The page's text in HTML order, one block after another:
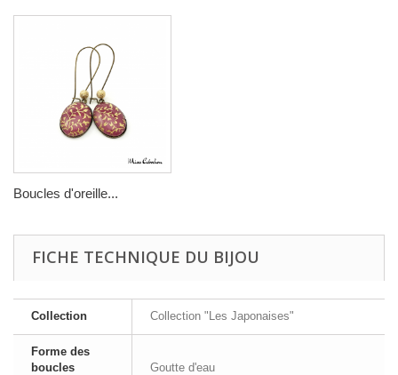
Boucles d'oreille...
FICHE TECHNIQUE DU BIJOU
Collection Collection "Les Japonaises"
Forme des
boucles
Goutte d'eau